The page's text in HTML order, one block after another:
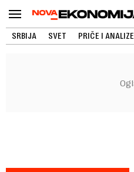
SRBIJA SVET PRIČE I ANALIZE